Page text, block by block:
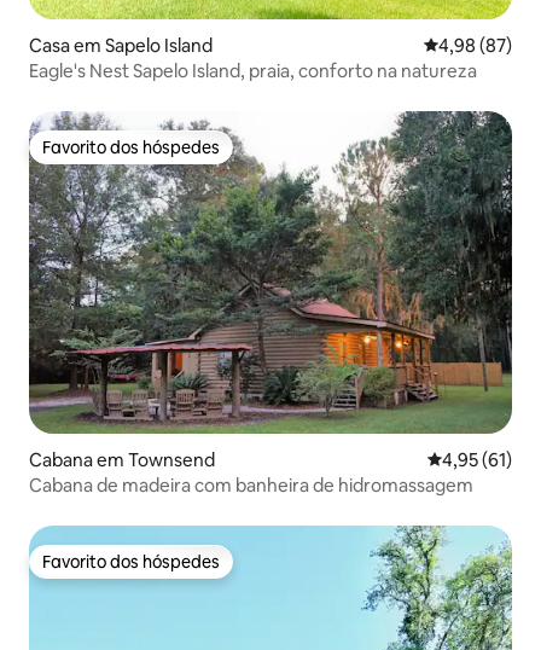
Casa em Sapelo Island Classificação
4,98 (87)
Eagle's Nest Sapelo Island, praia, conforto na natureza
Favorito dos hóspedes
Favorito dos hóspedes
Cabana em Townsend Classificação
4,95 (61)
Cabana de madeira com banheira de hidromassagem
Favorito dos hóspedes
Favorito dos hóspedes